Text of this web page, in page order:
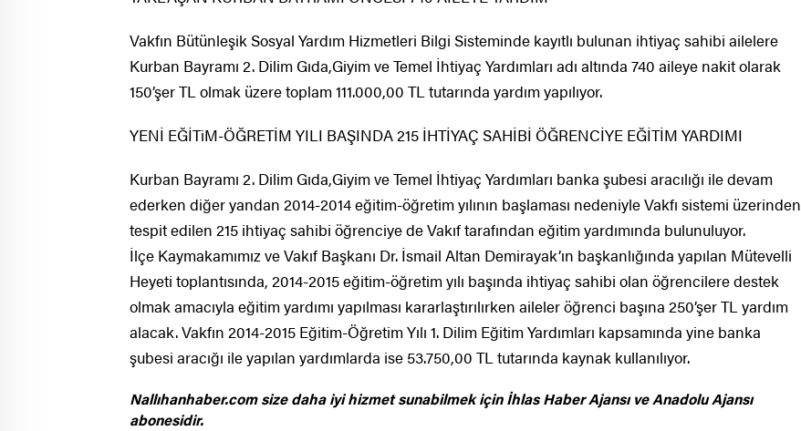
Vakfın Bütünleşik Sosyal Yardım Hizmetleri Bilgi Sisteminde kayıtlı bulunan ihtiyaç sahibi ailelere
Kurban Bayramı 2. Dilim Gıda,Giyim ve Temel İhtiyaç Yardımları adı altında 740 aileye nakit olarak
150’şer TL olmak üzere toplam 111.000,00 TL tutarında yardım yapılıyor.
YENİ EĞİTiM-ÖĞRETİM YILI BAŞINDA 215 İHTİYAÇ SAHİBİ ÖĞRENCİYE EĞİTİM YARDIMI
Kurban Bayramı 2. Dilim Gıda,Giyim ve Temel İhtiyaç Yardımları banka şubesi aracılığı ile devam
ederken diğer yandan 2014-2014 eğitim-öğretim yılının başlaması nedeniyle Vakfı sistemi üzerinden
tespit edilen 215 ihtiyaç sahibi öğrenciye de Vakıf tarafından eğitim yardımında bulunuluyor.
İlçe Kaymakamımız ve Vakıf Başkanı Dr. İsmail Altan Demirayak’ın başkanlığında yapılan Mütevelli
Heyeti toplantısında, 2014-2015 eğitim-öğretim yılı başında ihtiyaç sahibi olan öğrencilere destek
olmak amacıyla eğitim yardımı yapılması kararlaştırılırken aileler öğrenci başına 250’şer TL yardım
alacak. Vakfın 2014-2015 Eğitim-Öğretim Yılı 1. Dilim Eğitim Yardımları kapsamında yine banka
şubesi aracığı ile yapılan yardımlarda ise 53.750,00 TL tutarında kaynak kullanılıyor.
Nallıhanhaber.com size daha iyi hizmet sunabilmek için İhlas Haber Ajansı ve Anadolu Ajansı
abonesidir.